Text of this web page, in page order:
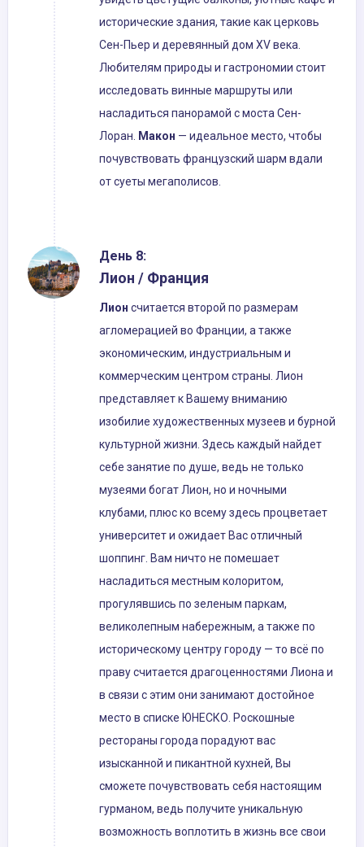
исторические здания, такие как церковь
Сен-Пьер и деревянный дом XV века.
Любителям природы и гастрономии стоит
исследовать винные маршруты или
насладиться панорамой с моста Сен-
Лоран. Макон — идеальное место, чтобы
почувствовать французский шарм вдали
от суеты мегаполисов.
День 8:
Лион / Франция
Лион считается второй по размерам
агломерацией во Франции, а также
экономическим, индустриальным и
коммерческим центром страны. Лион
представляет к Вашему вниманию
изобилие художественных музеев и бурной
культурной жизни. Здесь каждый найдет
себе занятие по душе, ведь не только
музеями богат Лион, но и ночными
клубами, плюс ко всему здесь процветает
университет и ожидает Вас отличный
шоппинг. Вам ничто не помешает
насладиться местным колоритом,
прогулявшись по зеленым паркам,
великолепным набережным, а также по
историческому центру городу — то всё по
праву считается драгоценностями Лиона и
в связи с этим они занимают достойное
место в списке ЮНЕСКО. Роскошные
рестораны города порадуют вас
изысканной и пикантной кухней, Вы
сможете почувствовать себя настоящим
гурманом, ведь получите уникальную
возможность воплотить в жизнь все свои